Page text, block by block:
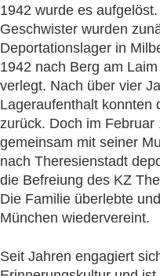
1942 wurde es
Geschwister wurden
Deportationslager in
1942 nach Berg am
verlegt. Nach über vier
Lageraufenthalt konnten
zurück. Doch im
gemeinsam mit seiner
nach Theresienstadt
die Befreiung des KZ
Die Familie überlebte
München wiedervereint.
Seit Jahren engagiert